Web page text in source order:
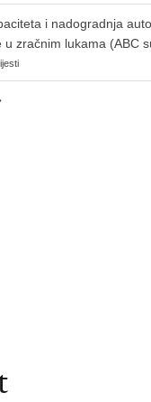
i nadogradnja
zračnim lukama (ABC